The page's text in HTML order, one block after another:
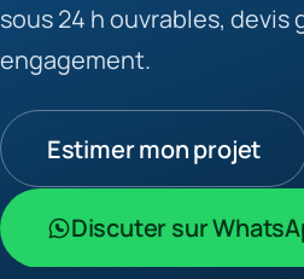
sous 24 h ouvrables, devis
engagement.
Estimer mon projet
Discuter sur